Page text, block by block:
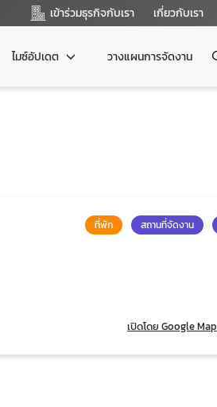
เข้าร่วมธุรกิจกับเรา เกี่ยวกับเรา
ไมซ์อัปเดต วางแผนการจัดงาน
ที่พัก สถานที่จัดงาน
เปิดโดย Google Map